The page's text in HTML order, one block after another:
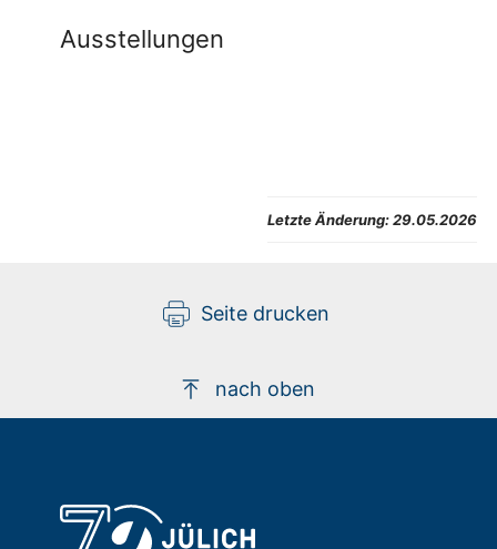
Ausstellungen
Letzte Änderung:29.05.2026
Seite drucken
nach oben